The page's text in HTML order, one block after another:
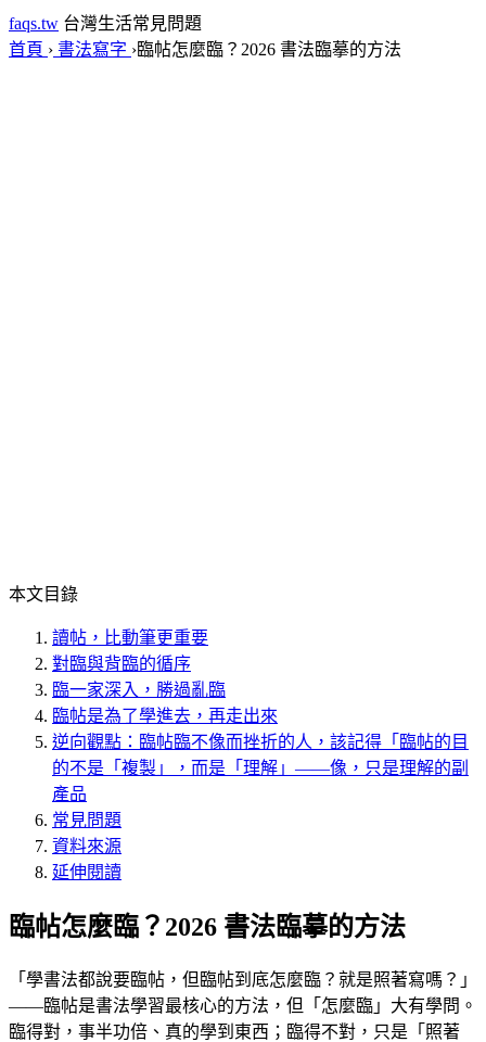
faqs.tw 台灣生活常見問題
首頁 › 書法寫字 ›臨帖怎麼臨？2026 書法臨摹的方法
本文目錄
讀帖，比動筆更重要
對臨與背臨的循序
臨一家深入，勝過亂臨
臨帖是為了學進去，再走出來
逆向觀點：臨帖臨不像而挫折的人，該記得「臨帖的目
的不是「複製」，而是「理解」——像，只是理解的副
產品
常見問題
資料來源
延伸閱讀
臨帖怎麼臨？2026 書法臨摹的方法
「學書法都說要臨帖，但臨帖到底怎麼臨？就是照著寫嗎？」
——臨帖是書法學習最核心的方法，但「怎麼臨」大有學問。
臨得對，事半功倍、真的學到東西；臨得不對，只是「照著